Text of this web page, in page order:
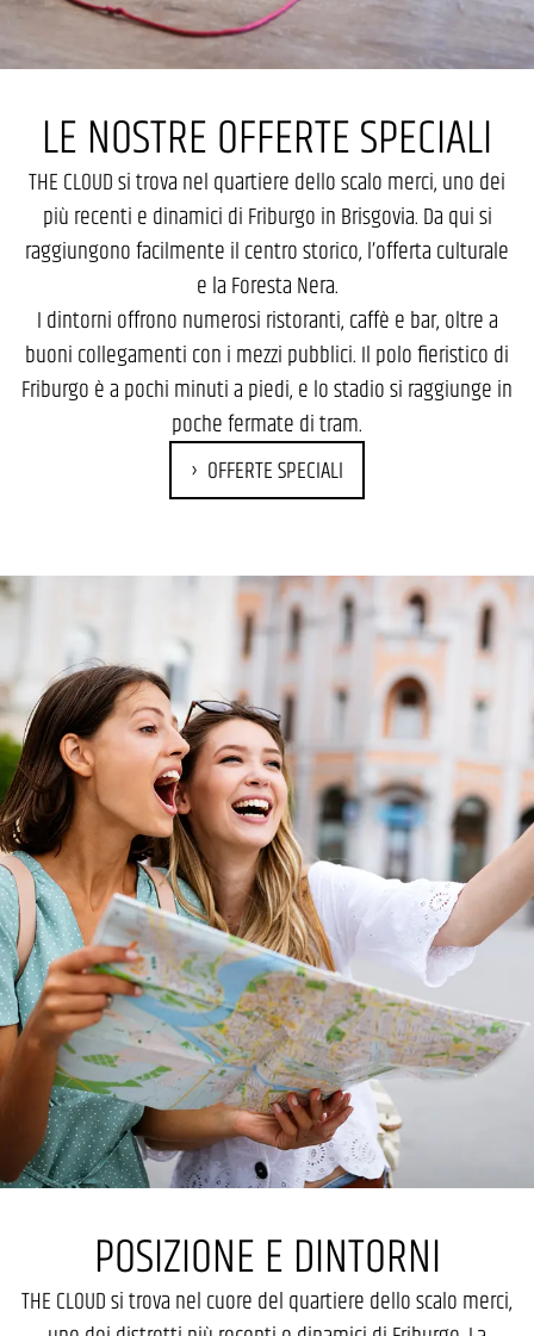
LE NOSTRE OFFERTE SPECIALI
THE CLOUD si trova nel quartiere dello scalo merci, uno dei
più recenti e dinamici di Friburgo in Brisgovia. Da qui si
raggiungono facilmente il centro storico, l’offerta culturale
e la Foresta Nera.
I dintorni offrono numerosi ristoranti, caffè e bar, oltre a
buoni collegamenti con i mezzi pubblici. Il polo fieristico di
Friburgo è a pochi minuti a piedi, e lo stadio si raggiunge in
poche fermate di tram.
OFFERTE SPECIALI
POSIZIONE E DINTORNI
THE CLOUD si trova nel cuore del quartiere dello scalo merci,